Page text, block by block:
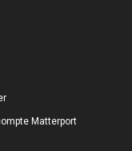
Matterport